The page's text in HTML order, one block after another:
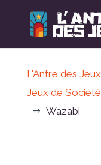
L'Antre des Jeux
Jeux de Société
$ Wazabi